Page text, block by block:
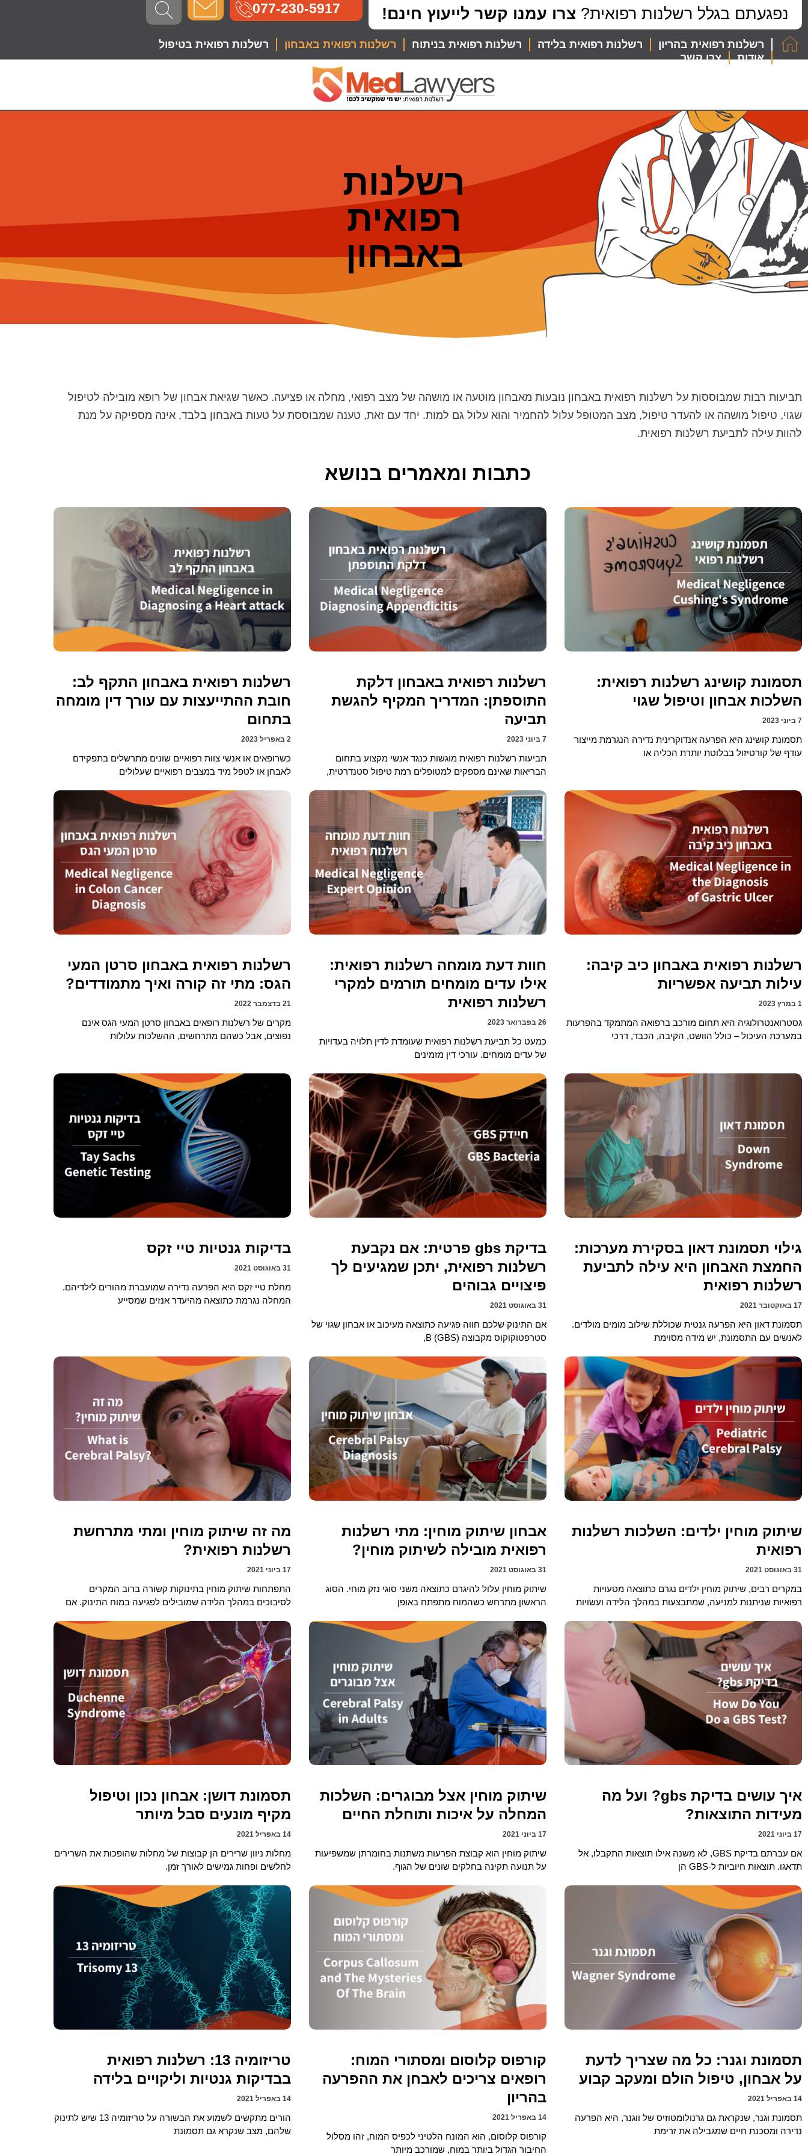
לתוכןנפגעתם בגלל רשלנות רפואית? צרו עמנו קשר לייעוץ חינם! 077-230-5917
רשלנות רפואית בהריון רשלנות רפואית בלידה רשלנות רפואית בניתוח רשלנות רפואית באבחון
רשלנות רפואית בטיפול
אודות
צרו קשר
רשלנות
רפואית
באבחון
תביעות רבות שמבוססות על רשלנות רפואית באבחון נובעות מאבחון מוטעה או מושהה של מצב רפואי, מחלה או פציעה. כאשר שגיאת אבחון של רופא מובילה לטיפול
שגוי, טיפול מושהה או להעדר טיפול, מצב המטופל עלול להחמיר והוא עלול גם למות. יחד עם זאת, טענה שמבוססת על טעות באבחון בלבד, אינה מספיקה על מנת
להוות עילה לתביעת רשלנות רפואית.
כתבות ומאמרים בנושא
תסמונת קושינג רשלנות רפואית:
השלכות אבחון וטיפול שגוי
7 ביוני 2023
תסמונת קושינג היא הפרעה אנדוקרינית נדירה הנגרמת מייצור
עודף של קורטיזול בבלוטת יותרת הכליה או
רשלנות רפואית באבחון דלקת
התוספתן: המדריך המקיף להגשת
תביעה
7 ביוני 2023
תביעות רשלנות רפואית מוגשות כנגד אנשי מקצוע בתחום
הבריאות שאינם מספקים למטופלים רמת טיפול סטנדרטית,
רשלנות רפואית באבחון התקף לב:
חובת ההתייעצות עם עורך דין מומחה
בתחום
2 באפריל 2023
כשרופאים או אנשי צוות רפואיים שונים מתרשלים בתפקידם
לאבחן או לטפל מיד במצבים רפואיים שעלולים
רשלנות רפואית באבחון כיב קיבה:
עילות תביעה אפשריות
1 במרץ 2023
גסטרואנטרולוגיה היא תחום מורכב ברפואה המתמקד בהפרעות
במערכת העיכול – כולל הוושט, הקיבה, הכבד, דרכי
חוות דעת מומחה רשלנות רפואית:
אילו עדים מומחים תורמים למקרי
רשלנות רפואית
26 בפברואר 2023
כמעט כל תביעת רשלנות רפואית שעומדת לדין תלויה בעדויות
של עדים מומחים. עורכי דין מזמינים
רשלנות רפואית באבחון סרטן המעי
הגס: מתי זה קורה ואיך מתמודדים?
21 בדצמבר 2022
מקרים של רשלנות רופאים באבחון סרטן המעי הגס אינם
נפוצים, אבל כשהם מתרחשים, ההשלכות עלולות
גילוי תסמונת דאון בסקירת מערכות:
החמצת האבחון היא עילה לתביעת
רשלנות רפואית
17 באוקטובר 2021
תסמונת דאון היא הפרעה גנטית שכוללת שילוב מומים מולדים.
לאנשים עם התסמונת, יש מידה מסוימת
בדיקת gbs פרטית: אם נקבעת
רשלנות רפואית, יתכן שמגיעים לך
פיצויים גבוהים
31 באוגוסט 2021
אם התינוק שלכם חווה פגיעה כתוצאה מעיכוב או אבחון שגוי של
סטרפטוקוקוס מקבוצה B (GBS),
בדיקות גנטיות טיי זקס
31 באוגוסט 2021
מחלת טיי זקס היא הפרעה נדירה שמועברת מהורים לילדיהם.
המחלה נגרמת כתוצאה מהיעדר אנזים שמסייע
שיתוק מוחין ילדים: השלכות רשלנות
רפואית
31 באוגוסט 2021
במקרים רבים, שיתוק מוחין ילדים נגרם כתוצאה מטעויות
רפואיות שניתנות למניעה, שמתבצעות במהלך הלידה ועשויות
אבחון שיתוק מוחין: מתי רשלנות
רפואית מובילה לשיתוק מוחין?
31 באוגוסט 2021
שיתוק מוחין עלול להיגרם כתוצאה משני סוגי נזק מוחי. הסוג
הראשון מתרחש כשהמוח מתפתח באופן
מה זה שיתוק מוחין ומתי מתרחשת
רשלנות רפואית?
17 ביוני 2021
התפתחות שיתוק מוחין בתינוקות קשורה ברוב המקרים
לסיבוכים במהלך הלידה שמובילים לפגיעה במוח התינוק. אם
איך עושים בדיקת gbs? ועל מה
מעידות התוצאות?
17 ביוני 2021
אם עברתם בדיקת GBS, לא משנה אילו תוצאות התקבלו, אל
תדאגו. תוצאות חיוביות ל-GBS הן
שיתוק מוחין אצל מבוגרים: השלכות
המחלה על איכות ותוחלת החיים
17 ביוני 2021
שיתוק מוחין הוא קבוצת הפרעות משתנות בחומרתן שמשפיעות
על תנועה תקינה בחלקים שונים של הגוף.
תסמונת דושן: אבחון נכון וטיפול
מקיף מונעים סבל מיותר
14 באפריל 2021
מחלות ניוון שרירים הן קבוצות של מחלות שהופכות את השרירים
לחלשים ופחות גמישים לאורך זמן.
תסמונת וגנר: כל מה שצריך לדעת
על אבחון, טיפול הולם ומעקב קבוע
14 באפריל 2021
תסמונת וגנר, שנקראת גם גרנולומטוזיס של ווגנר, היא הפרעה
נדירה ומסכנת חיים שמגבילה את זרימת
קורפוס קלוסום ומסתורי המוח:
רופאים צריכים לאבחן את ההפרעה
בהריון
14 באפריל 2021
קורפוס קלוסום, הוא המונח הלטיני לכפיס המוח, זהו מסלול
החיבור הגדול ביותר במוח, שמורכב מיותר
טריזומיה 13: רשלנות רפואית
בבדיקות גנטיות וליקויים בלידה
14 באפריל 2021
הורים מתקשים לשמוע את הבשורה על טריזומיה 13 שיש לתינוק
שלהם, מצב שנקרא גם תסמונת